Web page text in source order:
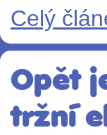
Celý
Opět
tržní